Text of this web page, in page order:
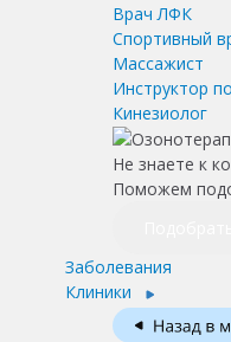
Врач ЛФК
Спортивный
Массажист
Инструктор
Кинезиолог
Не знаете к
Поможем
Заболевания
Клиники